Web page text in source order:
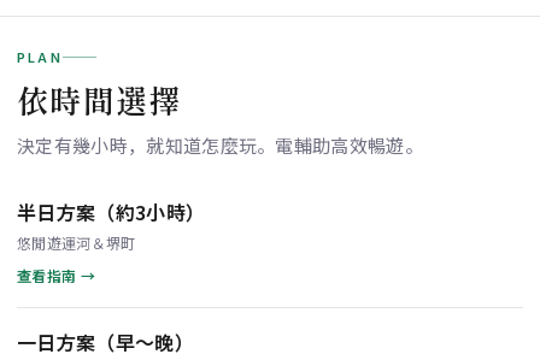
PLAN
依時間選擇
決定有幾小時，就知道怎麼玩。電輔助高效暢遊。
半日方案（約3小時）
悠閒遊運河＆堺町
查看指南 →
一日方案（早～晚）